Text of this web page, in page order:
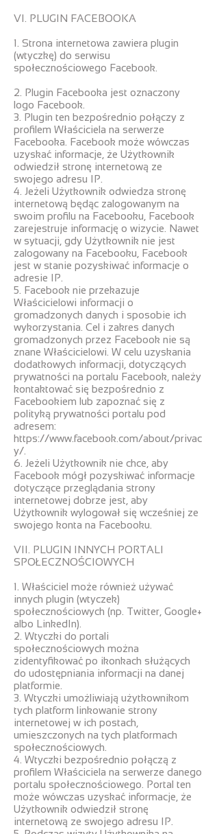
VI. PLUGIN FACEBOOKA
1. Strona internetowa zawiera plugin
(wtyczkę) do serwisu
społecznościowego Facebook.
2. Plugin Facebooka jest oznaczony
logo Facebook.
3. Plugin ten bezpośrednio połączy z
profilem Właściciela na serwerze
Facebooka. Facebook może wówczas
uzyskać informacje, że Użytkownik
odwiedził stronę internetową ze
swojego adresu IP.
4. Jeżeli Użytkownik odwiedza stronę
internetową będąc zalogowanym na
swoim profilu na Facebooku, Facebook
zarejestruje informację o wizycie. Nawet
w sytuacji, gdy Użytkownik nie jest
zalogowany na Facebooku, Facebook
jest w stanie pozyskiwać informacje o
adresie IP.
5. Facebook nie przekazuje
Właścicielowi informacji o
gromadzonych danych i sposobie ich
wykorzystania. Cel i zakres danych
gromadzonych przez Facebook nie są
znane Właścicielowi. W celu uzyskania
dodatkowych informacji, dotyczących
prywatności na portalu Facebook, należy
kontaktować się bezpośrednio z
Facebookiem lub zapoznać się z
polityką prywatności portalu pod
adresem:
https://www.facebook.com/about/privac
y/.
6. Jeżeli Użytkownik nie chce, aby
Facebook mógł pozyskiwać informacje
dotyczące przeglądania strony
internetowej dobrze jest, aby
Użytkownik wylogował się wcześniej ze
swojego konta na Facebooku.
VII. PLUGIN INNYCH PORTALI
SPOŁECZNOŚCIOWYCH
1. Właściciel może również używać
innych plugin (wtyczek)
społecznościowych (np. Twitter, Google+
albo LinkedIn).
2. Wtyczki do portali
społecznościowych można
zidentyfikować po ikonkach służących
do udostępniania informacji na danej
platformie.
3. Wtyczki umożliwiają użytkownikom
tych platform linkowanie strony
internetowej w ich postach,
umieszczonych na tych platformach
społecznościowych.
4. Wtyczki bezpośrednio połączą z
profilem Właściciela na serwerze danego
portalu społecznościowego. Portal ten
może wówczas uzyskać informacje, że
Użytkownik odwiedził stronę
internetową ze swojego adresu IP.